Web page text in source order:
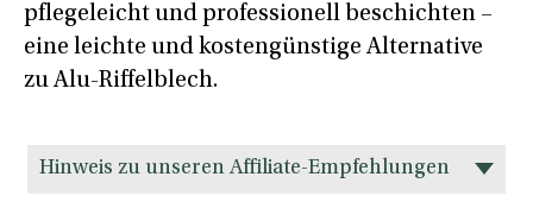
pflegeleicht und professionell beschichten –
eine leichte und kostengünstige Alternative
zu Alu-Riffelblech.
Hinweis zu unseren Affiliate-Empfehlungen